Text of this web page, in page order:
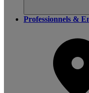
Professionnels &